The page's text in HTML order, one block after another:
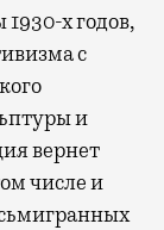
х годов,
с
и
вернет
числе и